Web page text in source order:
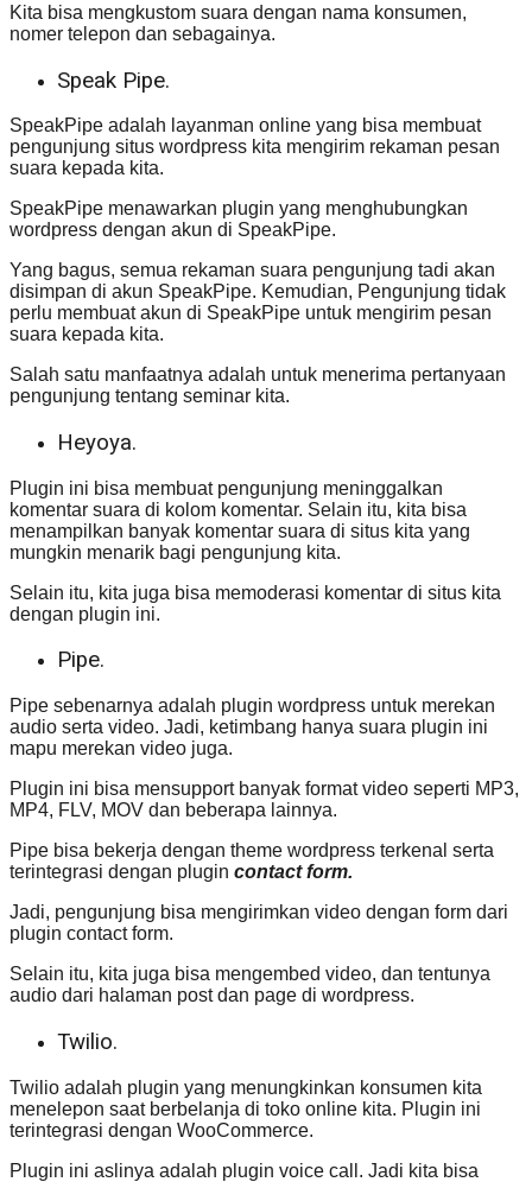
Kita bisa mengkustom suara dengan nama konsumen,
nomer telepon dan sebagainya.
Speak Pipe.
SpeakPipe adalah layanman online yang bisa membuat
pengunjung situs wordpress kita mengirim rekaman pesan
suara kepada kita.
SpeakPipe menawarkan plugin yang menghubungkan
wordpress dengan akun di SpeakPipe.
Yang bagus, semua rekaman suara pengunjung tadi akan
disimpan di akun SpeakPipe. Kemudian, Pengunjung tidak
perlu membuat akun di SpeakPipe untuk mengirim pesan
suara kepada kita.
Salah satu manfaatnya adalah untuk menerima pertanyaan
pengunjung tentang seminar kita.
Heyoya.
Plugin ini bisa membuat pengunjung meninggalkan
komentar suara di kolom komentar. Selain itu, kita bisa
menampilkan banyak komentar suara di situs kita yang
mungkin menarik bagi pengunjung kita.
Selain itu, kita juga bisa memoderasi komentar di situs kita
dengan plugin ini.
Pipe.
Pipe sebenarnya adalah plugin wordpress untuk merekan
audio serta video. Jadi, ketimbang hanya suara plugin ini
mapu merekan video juga.
Plugin ini bisa mensupport banyak format video seperti MP3,
MP4, FLV, MOV dan beberapa lainnya.
Pipe bisa bekerja dengan theme wordpress terkenal serta
terintegrasi dengan plugin contact form.
Jadi, pengunjung bisa mengirimkan video dengan form dari
plugin contact form.
Selain itu, kita juga bisa mengembed video, dan tentunya
audio dari halaman post dan page di wordpress.
Twilio.
Twilio adalah plugin yang menungkinkan konsumen kita
menelepon saat berbelanja di toko online kita. Plugin ini
terintegrasi dengan WooCommerce.
Plugin ini aslinya adalah plugin voice call. Jadi kita bisa